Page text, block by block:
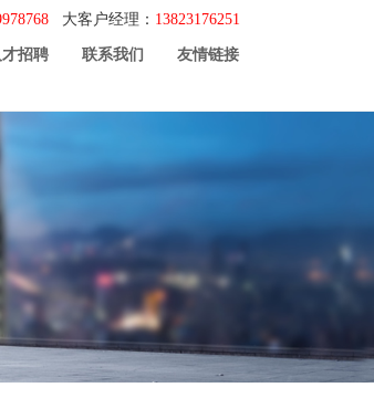
大客户经理： 13823176251
才招聘 联系我们 友情链接